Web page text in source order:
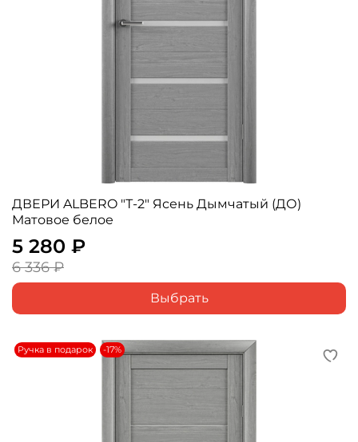
ДВЕРИ ALBERO "Т-2" Ясень Дымчатый (ДО)
Матовое белое
5 280 ₽
6 336 ₽
Выбрать
Ручка в подарок -17%